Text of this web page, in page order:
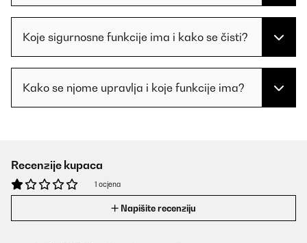
Koje sigurnosne funkcije ima i kako se čisti?
Kako se njome upravlja i koje funkcije ima?
Recenzije kupaca
1 ocjena
Napišite recenziju